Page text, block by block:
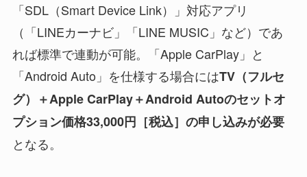
「SDL（Smart Device Link）」対応アプリ
（「LINEカーナビ」「LINE MUSIC」など）であ
れば標準で連動が可能。「Apple CarPlay」と
「Android Auto」を仕様する場合にはTV（フルセ
グ）＋Apple CarPlay＋Android Autoのセットオ
プション価格33,000円［税込］の申し込みが必要
となる。